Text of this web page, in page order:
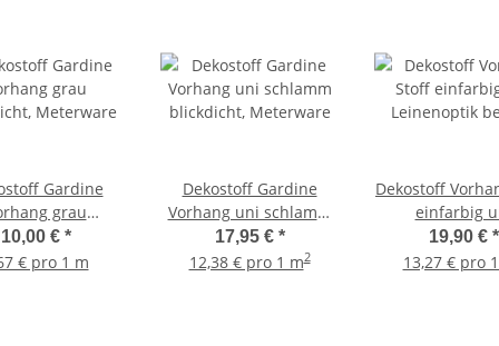
Gardine
grau
Meterware
10,00 € *
€ pro 1 m
Dekostoff Gardine
Vorhang uni schlamm
blickdicht, Meterware
17,95 € *
12,38 € pro 1 m2
Dekostoff
einfarbig
Leinenoptik
blickdicht,
19,90 € *
13,27 € pro